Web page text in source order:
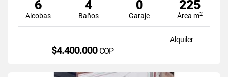
6
Alcobas
4
Baños
0
Garaje
225
Área m2
Alquiler
$4.400.000 COP